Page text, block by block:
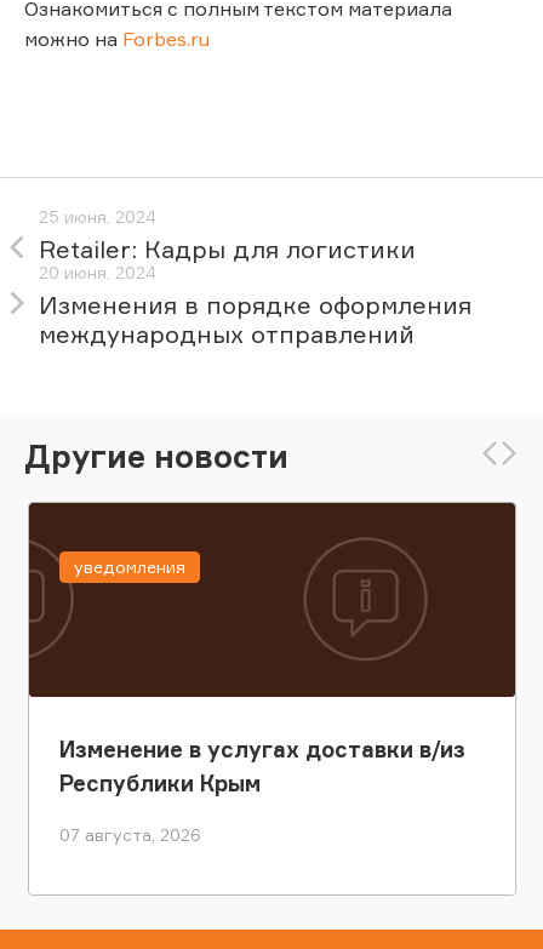
Ознакомиться с полным текстом материала
можно на Forbes.ru
25 июня, 2024
Retailer: Кадры для логистики
20 июня, 2024
Изменения в порядке оформления
международных отправлений
Другие новости
Изменение в услугах доставки в/из
Республики Крым
07 августа, 2026
уведомления